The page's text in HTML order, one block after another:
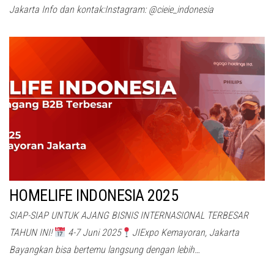
Jakarta Info dan kontak:Instagram: @cieie_indonesia
HOMELIFE INDONESIA 2025
SIAP-SIAP UNTUK AJANG BISNIS INTERNASIONAL TERBESAR
TAHUN INI!
4-7 Juni 2025
JIExpo Kemayoran, Jakarta
Bayangkan bisa bertemu langsung dengan lebih…